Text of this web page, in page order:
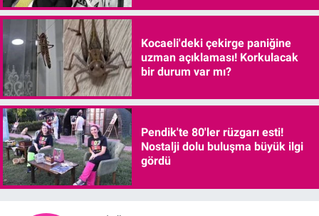
Kocaeli'deki çekirge paniğine
uzman açıklaması! Korkulacak
bir durum var mı?
Pendik'te 80'ler rüzgarı esti!
Nostalji dolu buluşma büyük ilgi
gördü